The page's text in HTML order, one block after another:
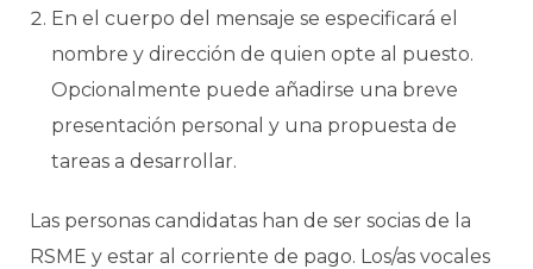
En el cuerpo del mensaje se especificará el
nombre y dirección de quien opte al puesto.
Opcionalmente puede añadirse una breve
presentación personal y una propuesta de
tareas a desarrollar.
Las personas candidatas han de ser socias de la
RSME y estar al corriente de pago. Los/as vocales